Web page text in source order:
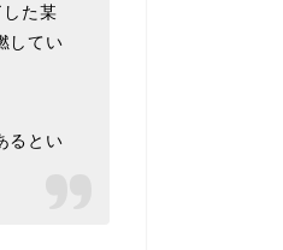
した某
してい
るとい